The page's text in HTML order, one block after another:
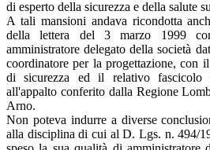
di esperto della sicurezza e della salute
A tali mansioni andava ricondotta
della lettera del 3 marzo 1999
amministratore delegato della società
coordinatore per la progettazione, con
di sicurezza ed il relativo fascicolo
all'appalto conferito dalla Regione
Arno.
Non poteva indurre a diverse
alla disciplina di cui al D. Lgs. n. 494/